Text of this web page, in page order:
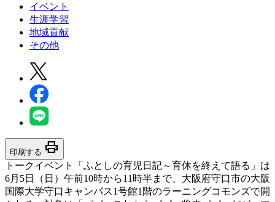
イベント
生涯学習
地域貢献
その他
印刷する print
トークイベント「ふとしの育児日記～育休を終えて語る」は
6月5日（日）午前10時から11時半まで、大阪府守口市の大阪
国際大学守口キャンパス1号館1階のラーニングコモンズで開